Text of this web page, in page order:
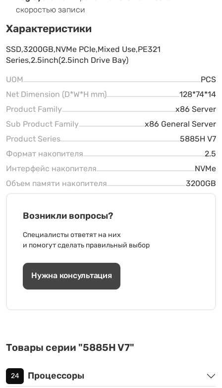
скоростью записи
Характеристики
SSD,3200GB,NVMe PCIe,Mixed Use,PE321
Series,2.5inch(2.5inch Drive Bay)
UOM
PCS
Net Dimension (D*W*H mm)
128*74*14
Product Family
x86 Server
Sub Product Family
x86 General Server
Product Series
5885H V7
Формат накопителя
2.5
Интерфейс накопителя
NVMe
Объем памяти накопителя
3200GB
Возникли вопросы?
Специалисты ответят на них
и помогут сделать правильный выбор
Нужна консультация
Товары серии "5885H V7"
24 Процессоры